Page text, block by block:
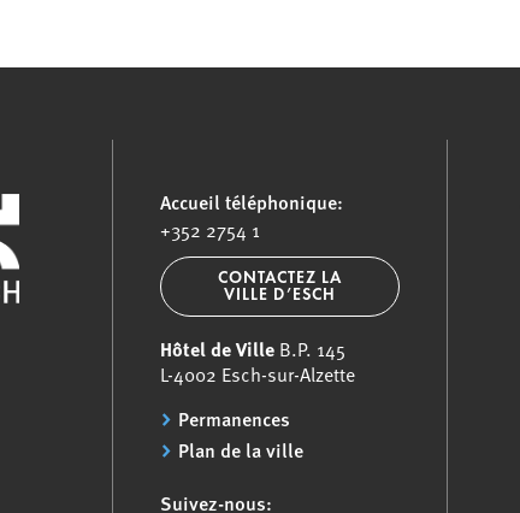
Accueil téléphonique:
+352 2754 1
CONTACTEZ LA
VILLE D’ESCH
Hôtel de Ville B.P. 145
L-4002 Esch-sur-Alzette
Permanences
Plan de la ville
Suivez-nous: